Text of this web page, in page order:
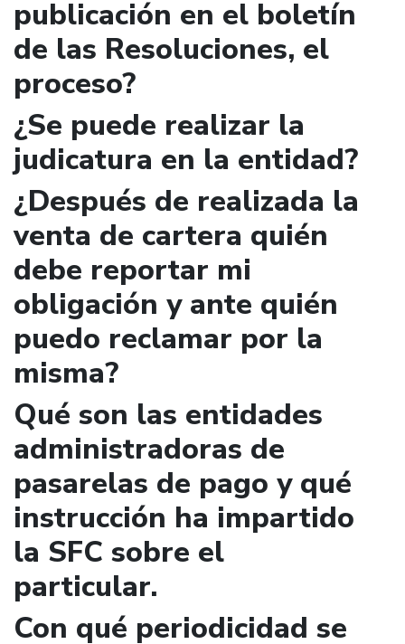
publicación en el boletín
de las Resoluciones, el
proceso?
¿Se puede realizar la
judicatura en la entidad?
¿Después de realizada la
venta de cartera quién
debe reportar mi
obligación y ante quién
puedo reclamar por la
misma?
Qué son las entidades
administradoras de
pasarelas de pago y qué
instrucción ha impartido
la SFC sobre el
particular.
Con qué periodicidad se